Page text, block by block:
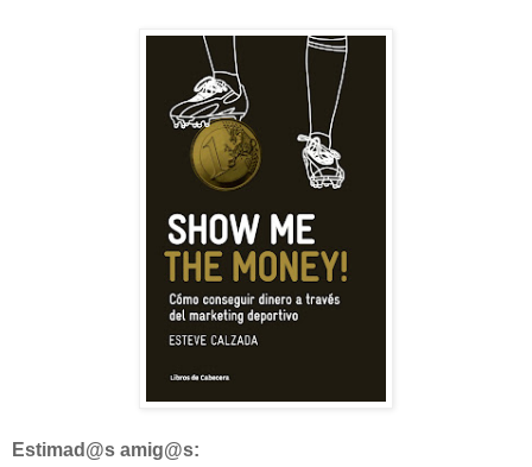
Estimad@s amig@s: